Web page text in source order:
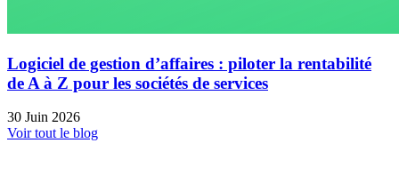
Logiciel de gestion d’affaires : piloter la rentabilité
de A à Z pour les sociétés de services
30 Juin 2026
Voir tout le blog